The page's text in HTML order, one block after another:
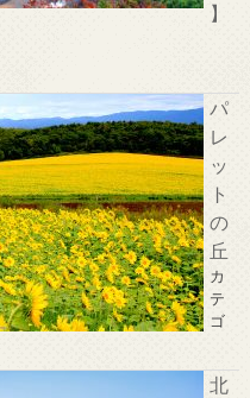
】
パ
レ
ッ
ト
の
丘
カ
テ
ゴ
北